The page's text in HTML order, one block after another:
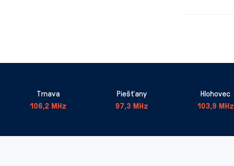
Trnava
106,2 MHz
Piešťany
97,3 MHz
Hlohovec
103,9 MHz